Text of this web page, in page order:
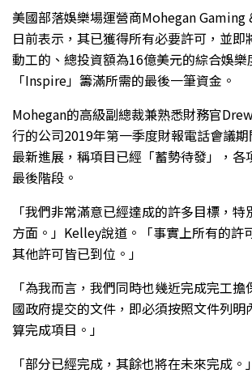
美國部落娛樂場運營商Mohegan
日前表示，其已獲得所有必要許可，並即
動工的、總投資額為16億美元的綜合娛樂
「Inspire」籌滿所需的最後一筆資金。
Mohegan的高級副總裁兼熟悉財務官
行的公司2019年第一季度財報電話會議
最新進展，稱項目已經「蓄勢待發」，各
最後階段。
「我們非常滿意已經達成的許多目標，
方面。」Kelley說道。「事實上所有的許
其他許可皆已到位。」
「為我而言，我們同時也幾近完成完工
國政府提交的文件，即必須按照文件列明
算完成項目。」
「部分已經完成，其餘也將在未來完成。」